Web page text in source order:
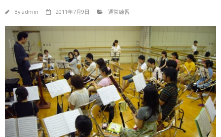
ブログ
お問合せ
団員専用
Byadmin 2011年7月9日 通常練習